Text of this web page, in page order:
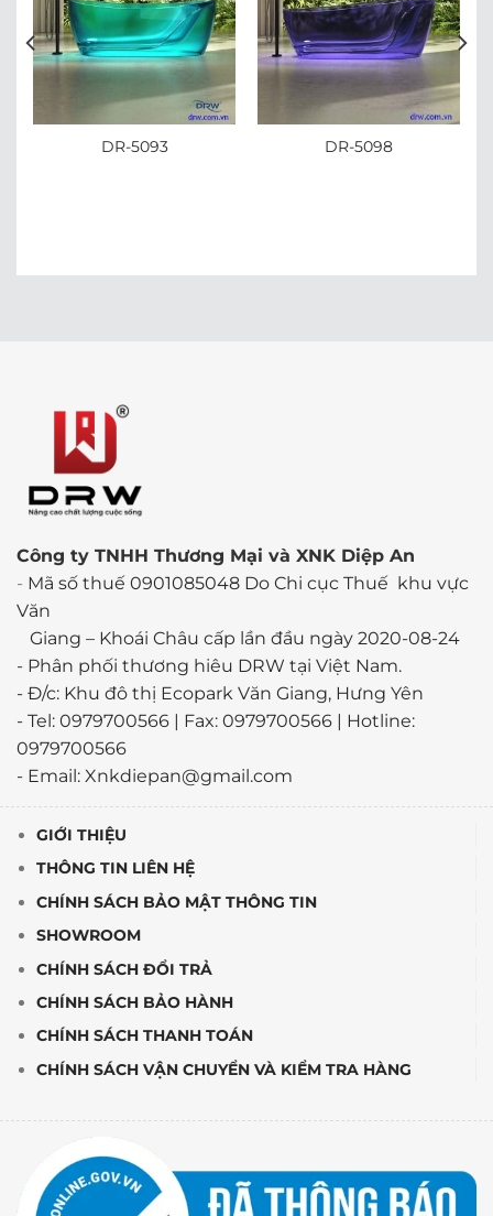
DR-5093 DR-5098
Công ty TNHH Thương Mại và XNK Diệp An
- Mã số thuế 0901085048 Do Chi cục Thuế khu vực
Văn
Giang – Khoái Châu cấp lần đầu ngày 2020-08-24
- Phân phối thương hiêu DRW tại Việt Nam.
- Đ/c: Khu đô thị Ecopark Văn Giang, Hưng Yên
- Tel: 0979700566 | Fax: 0979700566 | Hotline:
0979700566
- Email: Xnkdiepan@gmail.com
GIỚI THIỆU
THÔNG TIN LIÊN HỆ
CHÍNH SÁCH BẢO MẬT THÔNG TIN
SHOWROOM
CHÍNH SÁCH ĐỔI TRẢ
CHÍNH SÁCH BẢO HÀNH
CHÍNH SÁCH THANH TOÁN
CHÍNH SÁCH VẬN CHUYỂN VÀ KIỂM TRA HÀNG